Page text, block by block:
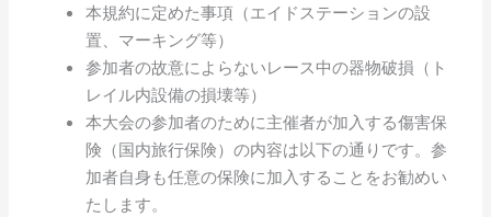
本規約に定めた事項（エイドステーションの設
置、マーキング等）
参加者の故意によらないレース中の器物破損（ト
レイル内設備の損壊等）
本大会の参加者のために主催者が加入する傷害保
険（国内旅行保険）の内容は以下の通りです。参
加者自身も任意の保険に加入することをお勧めい
たします。